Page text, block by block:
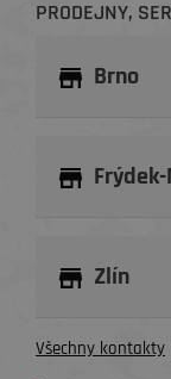
PRODEJNY,
Brno
Zlín
Všechny kontakty